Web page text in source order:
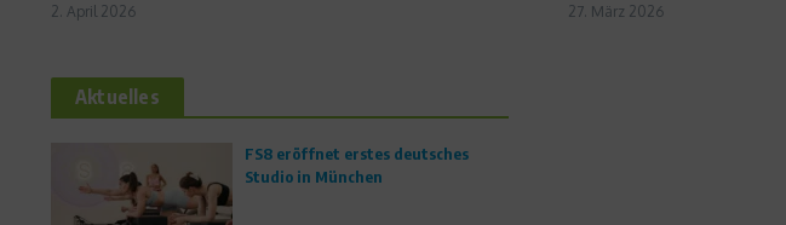
2. April 2026 27. März 2026
Aktuelles
FS8 eröffnet erstes deutsches
Studio in München